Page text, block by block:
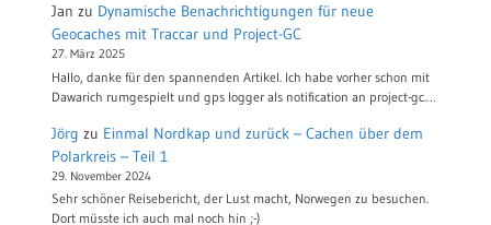
Jan zu Dynamische Benachrichtigungen für neue
Geocaches mit Traccar und Project-GC
27. März 2025
Hallo, danke für den spannenden Artikel. Ich habe vorher schon mit
Dawarich rumgespielt und gps logger als notification an project-gc.…
Jörg zu Einmal Nordkap und zurück – Cachen über dem
Polarkreis – Teil 1
29. November 2024
Sehr schöner Reisebericht, der Lust macht, Norwegen zu besuchen.
Dort müsste ich auch mal noch hin ;-)